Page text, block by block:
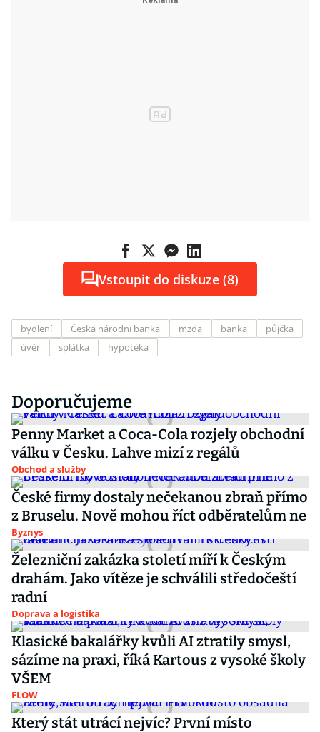
Vstoupit do diskuze (8)
bydlení Česká národní banka mzda banka
půjčka
úvěr
splátka hypotéka
Doporučujeme
Penny Market a Coca-Cola rozjely obchodní
válku v Česku. Lahve mizí z regálů
Obchod a služby
České firmy dostaly nečekanou zbraň přímo
z Bruselu. Nově mohou říct odběratelům ne
Byznys
Železniční zakázka století míří k Českým
drahám. Jako vítěze je schválili středočeští
radní
Doprava a logistika
Klasické bakalářky kvůli AI ztratily smysl,
sázíme na praxi, říká Kartous z vysoké školy
VŠEM
FLOW
Který stát utrácí nejvíc? První místo